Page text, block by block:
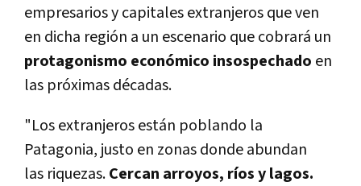
empresarios y capitales extranjeros que ven
en dicha región a un escenario que cobrará un
protagonismo económico insospechado en
las próximas décadas.
"Los extranjeros están poblando la
Patagonia, justo en zonas donde abundan
las riquezas.Cercan arroyos, ríos y lagos.